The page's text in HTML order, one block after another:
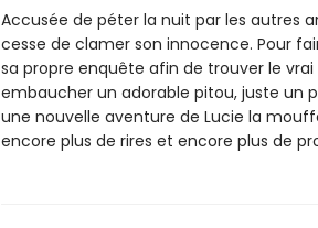
Accusée de péter la nuit par les autres
cesse de clamer son innocence. Pour
sa propre enquête afin de trouver le
embaucher un adorable pitou, juste un
une nouvelle aventure de Lucie la
encore plus de rires et encore plus de